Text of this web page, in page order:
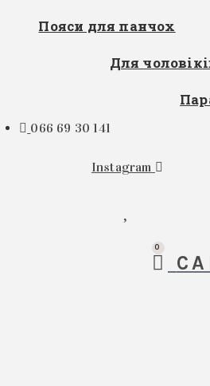
Пояси для панчох
Для
066 69 30 141
Instagram
0